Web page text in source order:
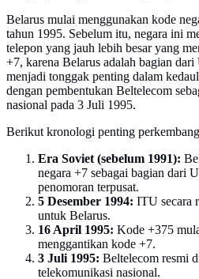
Belarus mulai menggunakan kode
tahun 1995. Sebelum itu, negara ini
telepon yang jauh lebih besar yang
+7, karena Belarus adalah bagian
menjadi tonggak penting dalam
dengan pembentukan Beltelecom
nasional pada 3 Juli 1995.
Berikut kronologi penting
Era Soviet (sebelum 1991):
negara +7 sebagai bagian dari
penomoran terpusat.
5 Desember 1994: ITU secara
untuk Belarus.
16 April 1995: Kode +375
menggantikan kode +7.
3 Juli 1995: Beltelecom resmi
telekomunikasi nasional.